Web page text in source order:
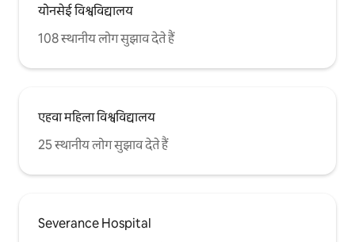
योनसेई विश्वविद्यालय
108 स्थानीय लोग सुझाव देते हैं
एहवा महिला विश्वविद्यालय
25 स्थानीय लोग सुझाव देते हैं
Severance Hospital